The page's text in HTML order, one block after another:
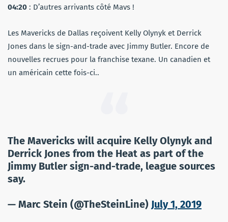
04:20 : D’autres arrivants côté Mavs !
Les Mavericks de Dallas reçoivent Kelly Olynyk et Derrick
Jones dans le sign-and-trade avec Jimmy Butler. Encore de
nouvelles recrues pour la franchise texane. Un canadien et
un américain cette fois-ci..
The Mavericks will acquire Kelly Olynyk and
Derrick Jones from the Heat as part of the
Jimmy Butler sign-and-trade, league sources
say.
— Marc Stein (@TheSteinLine) July 1, 2019